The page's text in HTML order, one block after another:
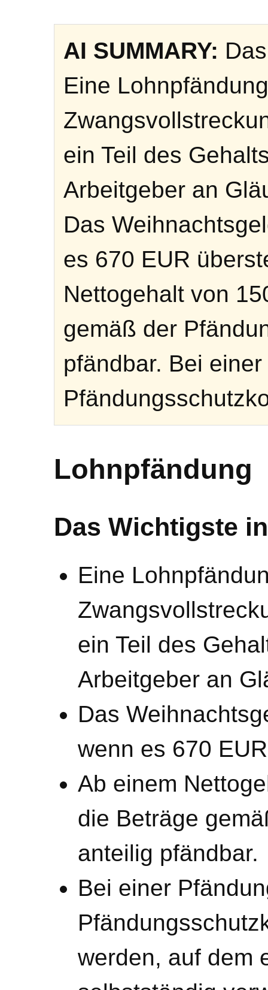
AI SUMMARY:
Eine
ein Teil des
Arbeitgeber an
Das
es 670 EUR
Nettogehalt von
gemäß der
pfändbar. Bei
Lohnpfändung
Das Wichtigste
Eine
ein Teil des
Arbeitgeber an
Das
wenn es 670
Ab einem
die Beträge
anteilig pfändbar.
Bei einer
werden, auf dem